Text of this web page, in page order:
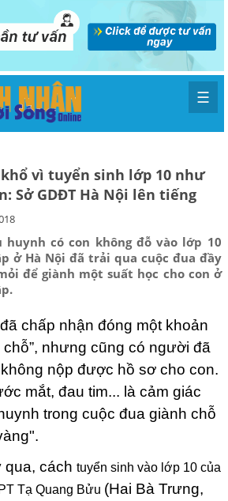
☰
vì tuyển sinh lớp 10 như
Sở GDĐT Hà Nội lên tiếng
huynh có con không đỗ vào lớp 10
ở Hà Nội đã trải qua cuộc đua đầy
để giành một suất học cho con ở
chấp nhận đóng một khoản
chỗ”, nhưng cũng có người đã
nộp được hồ sơ cho con.
mắt, đau tim... là cảm giác
trong cuộc đua giành chỗ
qua, cách tuyển sinh vào lớp 10 của
Tạ Quang Bửu (Hai Bà Trưng,